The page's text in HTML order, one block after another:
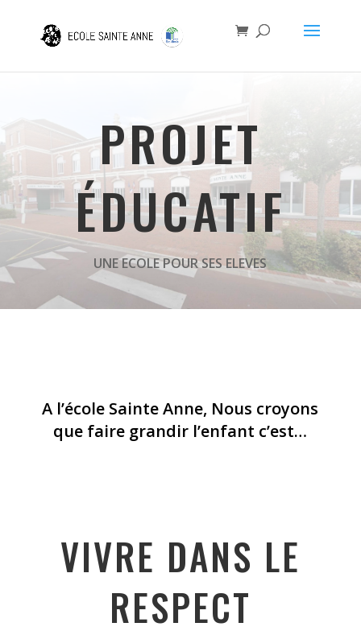
PROJET
ÉDUCATIF
UNE ECOLE POUR SES ELEVES
A l’école Sainte Anne, Nous croyons
que faire grandir l’enfant c’est…
VIVRE DANS LE
RESPECT